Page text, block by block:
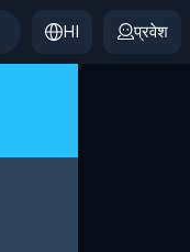
HI प्रवेश